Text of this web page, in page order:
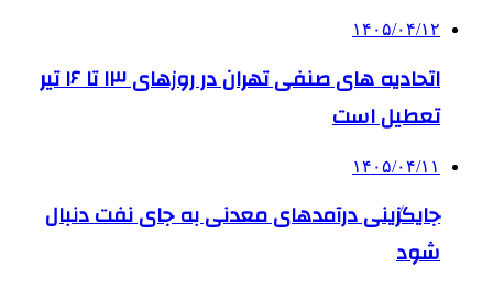
۱۴۰۵/۰۴/۱۲
اتحادیه های صنفی تهران در روزهای ۱۳ تا ۱۶ تیر
تعطیل است
۱۴۰۵/۰۴/۱۱
جایگزینی درآمدهای معدنی به جای نفت دنبال
شود